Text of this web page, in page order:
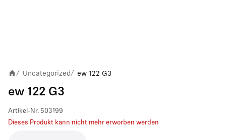
/ Uncategorized / ew 122 G3
ew 122 G3
Artikel-Nr. 503199
Dieses Produkt kann nicht mehr erworben werden